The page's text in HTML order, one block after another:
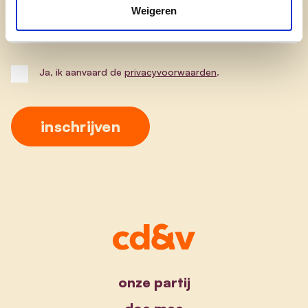
Weigeren
Postcode
Ja, ik aanvaard de privacyvoorwaarden.
onze partij